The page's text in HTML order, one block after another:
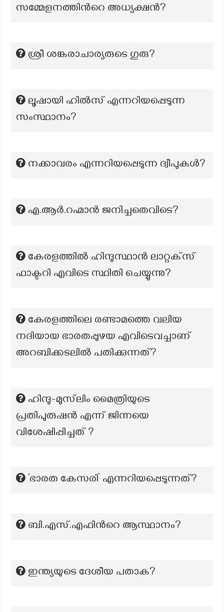
സമ്മേളനത്തിന്‍റെ അധ്യക്ഷന്‍?
ശ്രീ ശങ്കരാചാര്യരുടെ ഗുരു?
ലൂഷായി ഹിൽസ് എന്നറിയപ്പെടുന്ന
സംസ്ഥാനം?
നക്കാവരം എന്നറിയപ്പെടുന്ന ദ്വീപുകൾ?
എ.ആർ.റഹ്മാൻ ജനിച്ചതെവിടെ?
കേരളത്തിൽ ഹിന്ദുസ്ഥാൻ ലാറ്റക്‌സ്
ഫാക്ടറി എവിടെ സ്ഥിതി ചെയ്യുന്നു?
കേരളത്തിലെ രണ്ടാമത്തെ വലിയ
നദിയായ ഭാരതപ്പുഴയ എവിടെവച്ചാണ്
അറബിക്കടലിൽ പതിക്കുന്നത്?
ഹിന്ദു-മുസ്‌ലിം മൈത്രിയുടെ
പ്രതിപുരുഷൻ എന്ന് ജിന്നയെ
വിശേഷിപ്പിച്ചത് ?
‘ഭാരത കേസരി’ എന്നറിയപ്പെടുന്നത്?
ബി.എസ്.എഫിന്‍റെ ആസ്ഥാനം?
ഇന്ത്യയുടെ ദേശീയ പതാക?